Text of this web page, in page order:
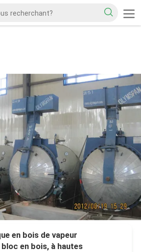
en bois de vapeur
en bois, à hautes